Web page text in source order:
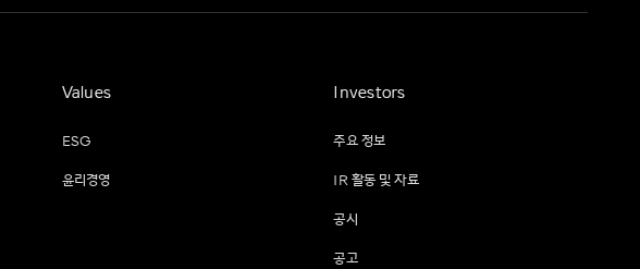
Values
ESG
윤리경영
Investors
주요 정보
IR 활동 및 자료
공시
공고